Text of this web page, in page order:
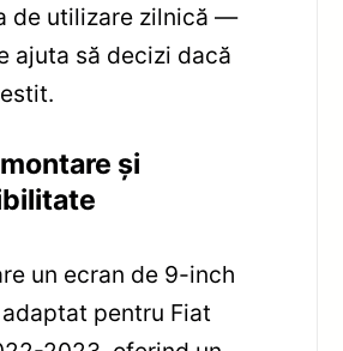
de utilizare zilnică —
ajuta să decizi dacă
și
un ecran de 9-inch
pentru Fiat